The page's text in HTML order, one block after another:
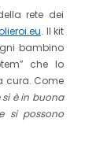
rete dei
. Il kit
bambino
che lo
cura. Come
si è in buona
si possono